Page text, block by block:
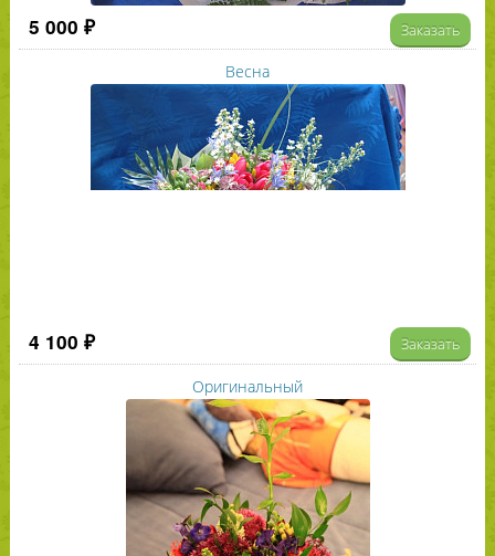
5 000 ₽ Заказать
Весна
4 100 ₽ Заказать
Оригинальный